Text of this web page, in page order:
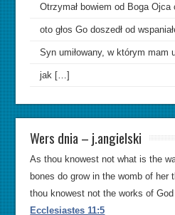
Otrzymał bowiem od Boga
oto głos Go doszedł od
Syn umiłowany, w którym mam
jak […]
Wers dnia – j.angielski
As thou knowest not what is the
bones do grow in the womb of
thou knowest not the works of God
Ecclesiastes 11:5